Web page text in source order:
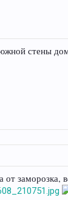
стены
от